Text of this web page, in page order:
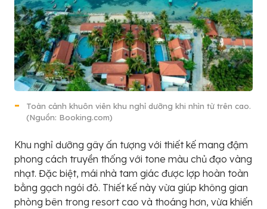
Toàn cảnh khuôn viên khu nghỉ dưỡng khi nhìn từ trên cao.
(Nguồn: Booking.com)
Khu nghỉ dưỡng gây ấn tượng với thiết kế mang đậm
phong cách truyền thống với tone màu chủ đạo vàng
nhạt. Đặc biệt, mái nhà tam giác được lợp hoàn toàn
bằng gạch ngói đỏ. Thiết kế này vừa giúp không gian
phòng bên trong resort cao và thoáng hơn, vừa khiến